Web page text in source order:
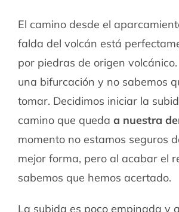
El camino desde el
falda del volcán está
por piedras de origen
una bifurcación y no sabemos
tomar. Decidimos iniciar la
camino que queda a nuestra
momento no estamos seguros
mejor forma, pero al acabar el
sabemos que hemos acertado.
La subida es poco empinada y